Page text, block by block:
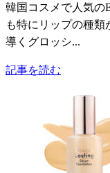
韓国コスメで人気の
も特にリップの種
導くグロッシ...
記事を読む